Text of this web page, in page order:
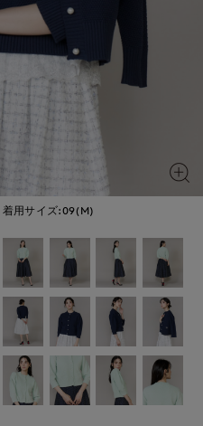
着用サイズ:09(M)